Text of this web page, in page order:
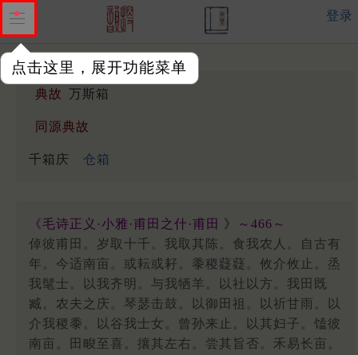
点击这里，展开功能菜单
登录
典故 万斯箱
同源典故
千箱庆 仓箱
《毛诗正义·小雅·甫田之什·甫田 》～466～
倬彼甫田。岁取十千。我取其陈。食我农人。自古有
年。今适南亩。或耘或耔。黍稷薿薿。攸介攸止。烝
我髦士。以我齐明。与我牺羊。以社以方。我田既
臧。农夫之庆。琴瑟击鼓。以御田祖。以祈甘雨。以
介我稷黍。以谷我士女。曾孙来止。以其妇子。馌彼
南亩。田畯至喜。攘其左右。尝其旨否。禾易长亩。